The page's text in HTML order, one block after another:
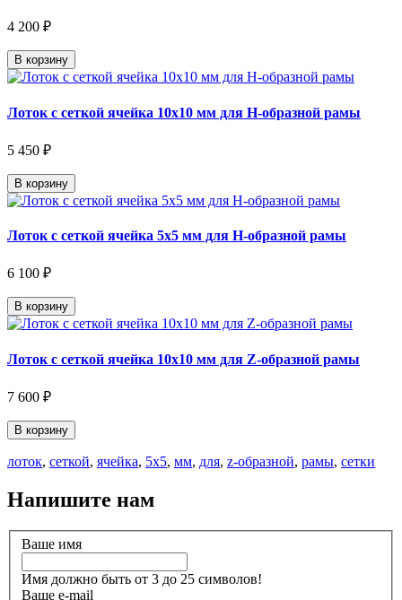
4 200 ₽
В корзину
Лоток с сеткой ячейка 10х10 мм для Н-образной рамы
5 450 ₽
В корзину
Лоток с сеткой ячейка 5х5 мм для Н-образной рамы
6 100 ₽
В корзину
Лоток с сеткой ячейка 10х10 мм для Z-образной рамы
7 600 ₽
В корзину
лоток, сеткой, ячейка, 5х5, мм, для, z-образной, рамы, сетки
Напишите нам
Ваше имя
Имя должно быть от 3 до 25 символов!
Ваше e-mail